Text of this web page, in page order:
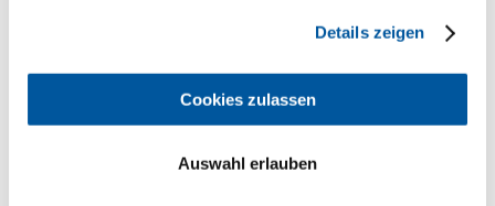
Details zeigen
Cookies zulassen
Auswahl erlauben
Noch nicht genug?